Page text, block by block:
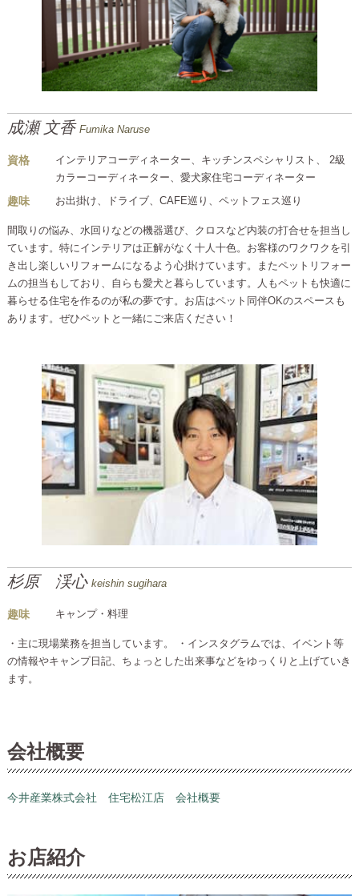
成瀬 文香 Fumika Naruse
資格
インテリアコーディネーター、キッチンスペシャリスト、 2級
カラーコーディネーター、愛犬家住宅コーディネーター
趣味 お出掛け、ドライブ、CAFE巡り、ペットフェス巡り
間取りの悩み、水回りなどの機器選び、クロスなど内装の打合せを担当し
ています。特にインテリアは正解がなく十人十色。お客様のワクワクを引
き出し楽しいリフォームになるよう心掛けています。またペットリフォー
ムの担当もしており、自らも愛犬と暮らしています。人もペットも快適に
暮らせる住宅を作るのが私の夢です。お店はペット同伴OKのスペースも
あります。ぜひペットと一緒にご来店ください！
杉原 渓心 keishin sugihara
趣味 キャンプ・料理
・主に現場業務を担当しています。 ・インスタグラムでは、イベント等
の情報やキャンプ日記、ちょっとした出来事などをゆっくりと上げていき
ます。
会社概要
今井産業株式会社 住宅松江店 会社概要
お店紹介